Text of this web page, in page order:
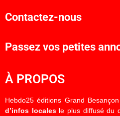
Contactez-nous
Passez vos petites
À PROPOS
Hebdo25 éditions Grand
d’infos localesle plus diffusé du